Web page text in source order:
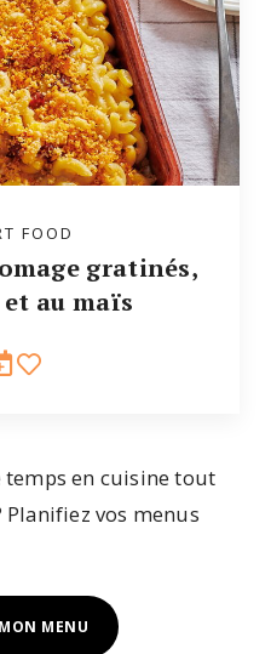
FOOD
gratinés,
au maïs
temps en cuisine tout
vos menus
MENU